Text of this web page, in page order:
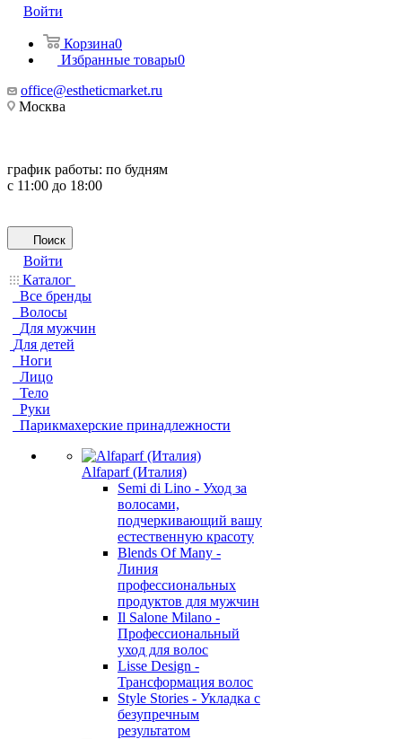
Войти
Корзина0
Избранные товары0
office@estheticmarket.ru
Москва
график работы: по будням
с 11:00 до 18:00
Поиск
Войти
Каталог
Все бренды
Волосы
Для мужчин
Для детей
Ноги
Лицо
Тело
Руки
Парикмахерские принадлежности
Alfaparf (Италия)
Semi di Lino - Уход за
волосами,
подчеркивающий вашу
естественную красоту
Blends Of Many -
Линия
профессиональных
продуктов для мужчин
Il Salone Milano -
Профессиональный
уход для волос
Lisse Design -
Трансформация волос
Style Stories - Укладка с
безупречным
результатом